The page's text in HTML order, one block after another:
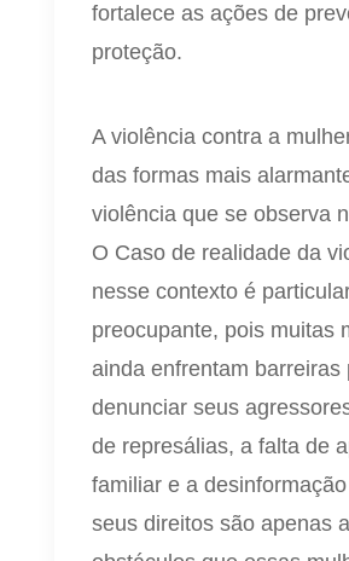
fortalece as ações de
proteção.
A violência contra a
das formas mais
violência que se observa
O Caso de realidade da
nesse contexto é
preocupante, pois muitas
ainda enfrentam barreiras
denunciar seus
de represálias, a falta de
familiar e a
seus direitos são apenas